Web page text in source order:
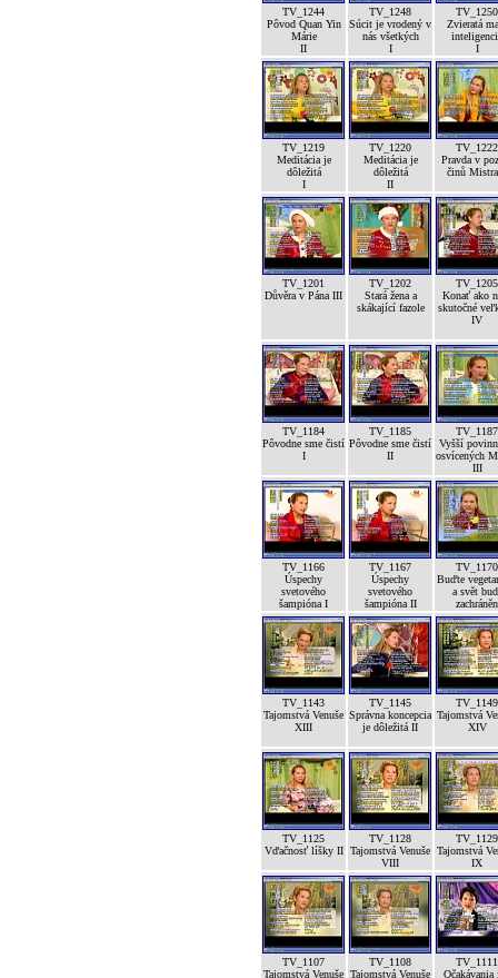
TV_1244
Pôvod Quan Yin
Márie
II
TV_1248
Súcit je vrodený v
nás všetkých
I
TV_1250
Zvieratá
I
TV_1219
Meditácia je
dôležitá
I
TV_1220
Meditácia je
dôležitá
II
TV_1222
Pravda v
činů
TV_1201
Důvěra v Pána III
TV_1202
Stará žena a
skákající fazole
TV_1205
Konať ako
skutočné
IV
TV_1184
Pôvodne sme čistí
I
TV_1185
Pôvodne sme čistí
II
TV_1187
Vyšší
osvícených
III
TV_1166
Úspechy
svetového
šampióna I
TV_1167
Úspechy
svetového
šampióna II
TV_1170
Buďte
a svět
zachráněn
TV_1143
Tajomstvá Venuše
XIII
TV_1145
Správna koncepcia
je dôležitá II
TV_1149
Tajomstvá
XIV
TV_1125
Vďačnosť líšky II
TV_1128
Tajomstvá Venuše
VIII
TV_1129
Tajomstvá
IX
TV_1107
Tajomstvá Venuše
TV_1108
Tajomstvá Venuše
TV_1111
Očakávania